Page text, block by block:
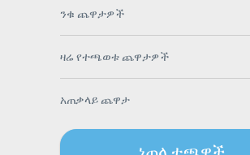
ንቁ ጨዋታዎች
ዛሬ የተጫወቱ ጨዋታዎች
አጠቃላይ ጨዋታ